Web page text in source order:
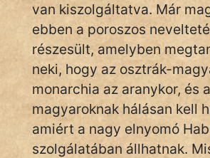
van kiszolgáltatva. Már
ebben a poroszos
részesült, amelyben
neki, hogy az osztrák-
monarchia az aranykor, és
magyaroknak hálásan kell
amiért a nagy elnyomó
szolgálatában állhatnak.